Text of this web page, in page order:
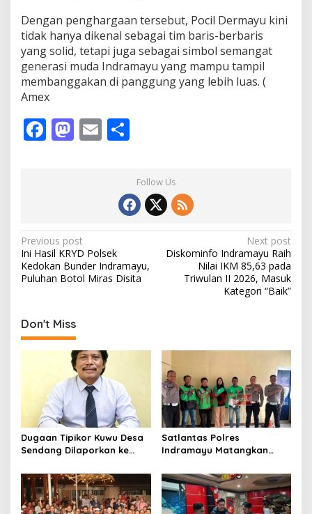
Dengan penghargaan tersebut, Pocil Dermayu kini
tidak hanya dikenal sebagai tim baris-berbaris
yang solid, tetapi juga sebagai simbol semangat
generasi muda Indramayu yang mampu tampil
membanggakan di panggung yang lebih luas. (
Amex
F
o
k
M
n
E
ar
eFollow Us
P
o
s
n
a
a
t
i
o
n
Previous post
Ini Hasil KRYD Polsek
Kedokan Bunder Indramayu,
Puluhan Botol Miras Disita
Next post
Diskominfo Indramayu Raih
Nilai IKM 85,63 pada
Triwulan II 2026, Masuk
Kategori “Baik”
Don't Miss
Dugaan Tipikor Kuwu Desa
Sendang Dilaporkan ke
Bisa Diambil Alih Bupati
Indramayu – Hukum Harus
Berjalan Bebas Tanpa
Satlantas Polres
Indramayu Matangkan
Menyapa Ojol”, Perkuat
Sinergi Demi Keselamatan
Berlalu Lintas